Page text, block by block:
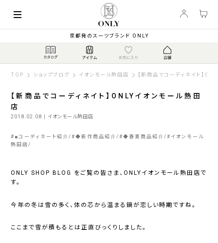
京都発のスーツブランド ONLY
TOP ショップブログ イオンモール熱田店 【新商品でコーディネイト】
【新商品でコーディネイト】ONLYイオンモール熱田
店
2018.02.08 | イオンモール熱田店
# ■コーディネート紹介 #◆新作商品紹介 #◆春夏商品紹介 # イオンモール
熱田店
ONLY SHOP BLOG をご覧の皆さま、ONLYイオンモール熱田店で
す。
今年の冬は雪の多く、体の芯から温まる鍋が恋しい時期ですね。
ここまで雪が積もるとは正直びっくりしました。